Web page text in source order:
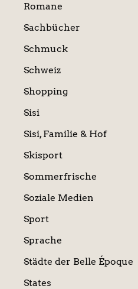
Romane
Sachbücher
Schmuck
Schweiz
Shopping
Sisi
Sisi, Familie & Hof
Skisport
Sommerfrische
Soziale Medien
Sport
Sprache
Städte der Belle Époque
States